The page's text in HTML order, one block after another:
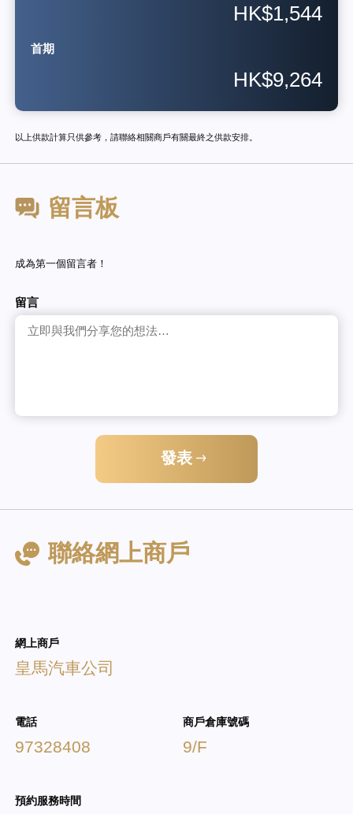
HK$1,544
首期
HK$9,264
以上供款計算只供參考，請聯絡相關商戶有關最終之供款安排。
留言板
成為第一個留言者！
留言
發表
聯絡網上商戶
網上商戶
皇馬汽車公司
電話
97328408
商戶倉庫號碼
9/F
預約服務時間